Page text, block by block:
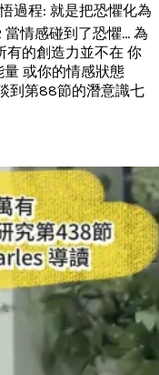
過程: 就是把恐懼化為
情感碰到了恐懼... 為
有的創造力並不在 你
或你的情感狀態
到第88節的潛意識七